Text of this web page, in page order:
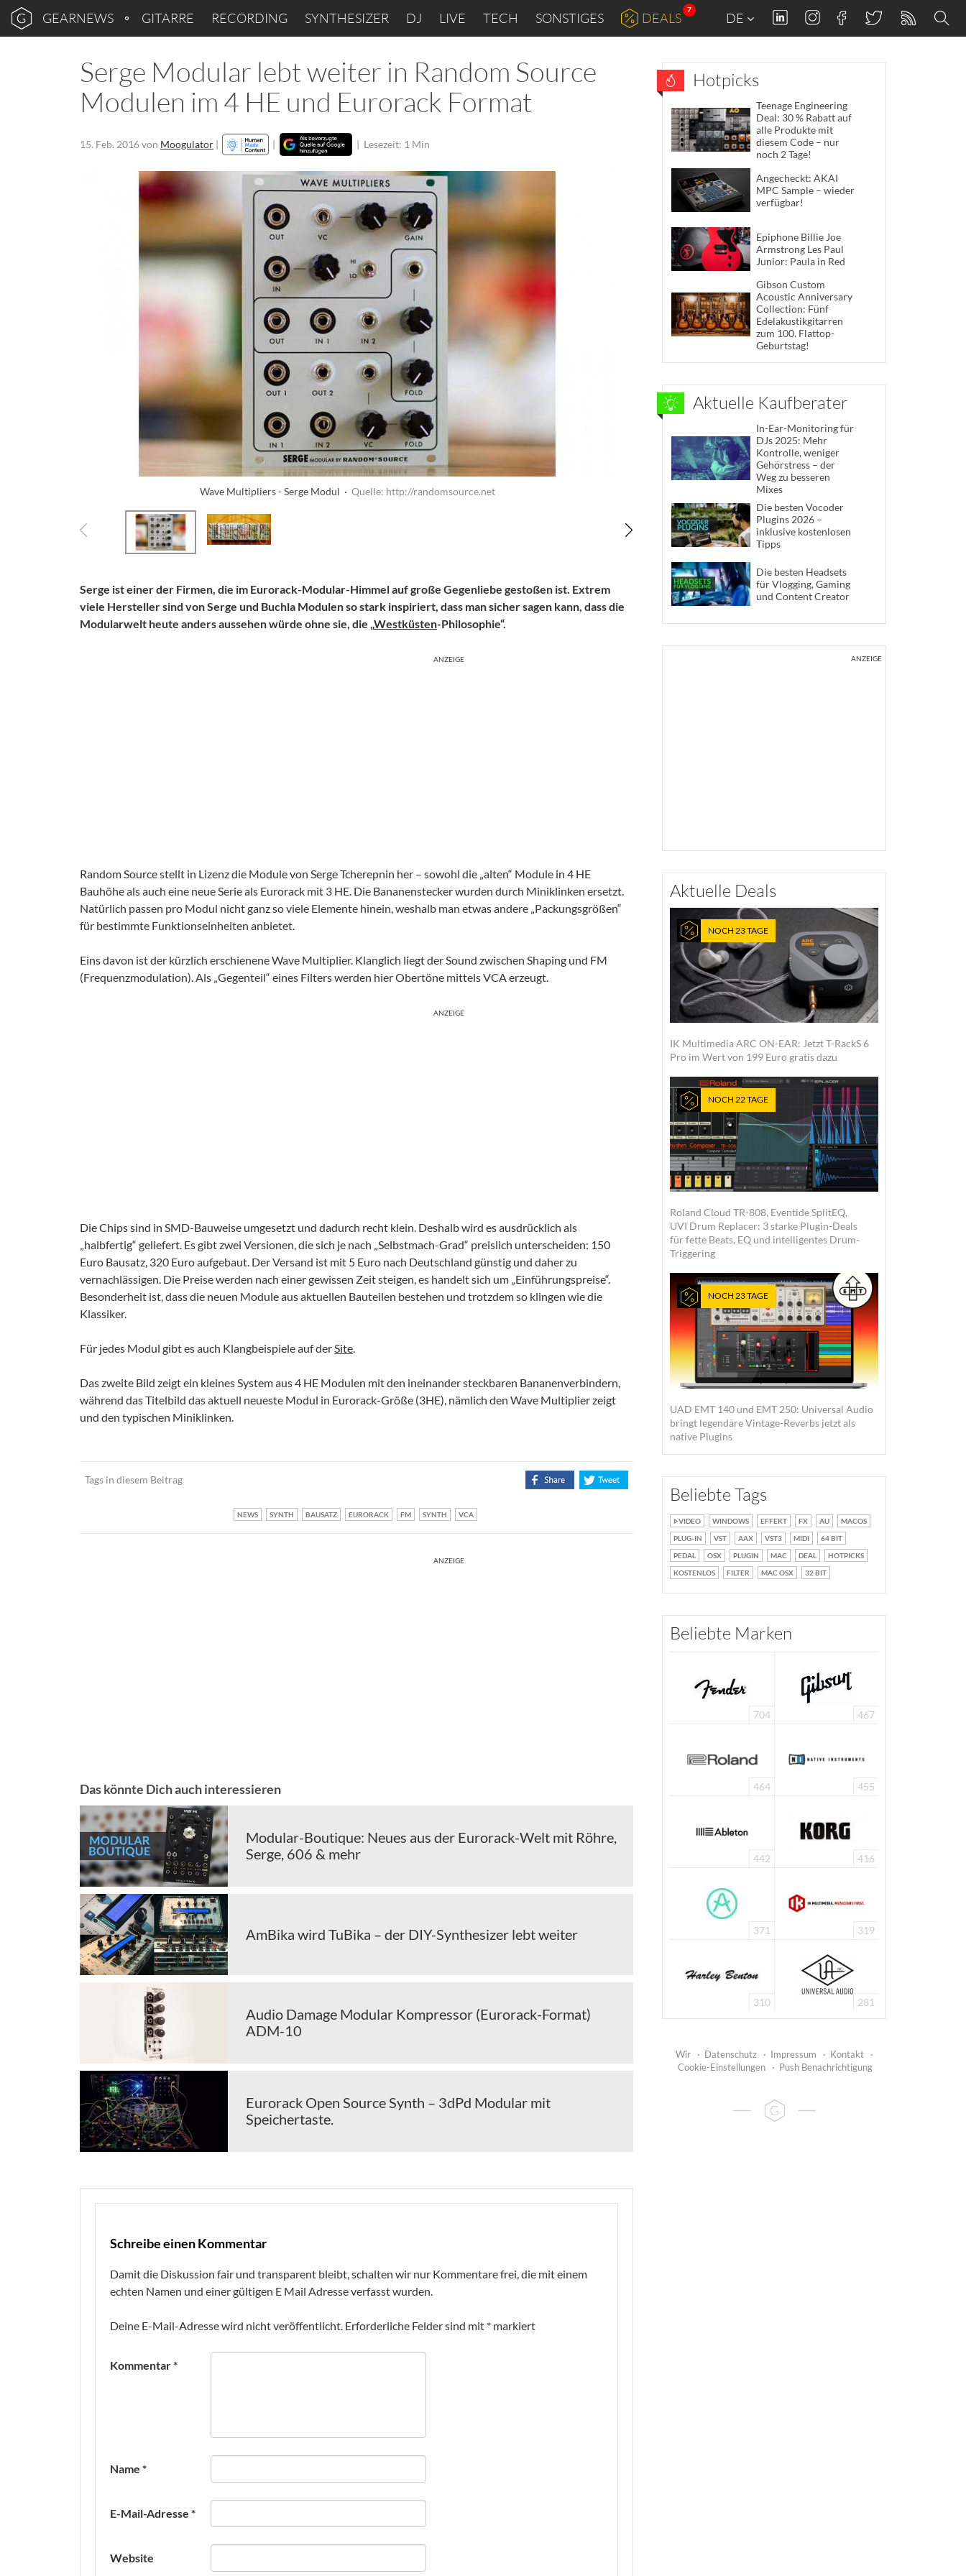
GEARNEWS GITARRE RECORDING SYNTHESIZER DJ LIVE TECH SONSTIGES DEALS
7
DE
Serge Modular lebt weiter in Random Source
Modulen im 4 HE und Eurorack Format
15. Feb. 2016von Moogulator | | | Lesezeit: 1 Min
Wave Multipliers - Serge Modul · Quelle: http://randomsource.net
Serge ist einer der Firmen, die im Eurorack-Modular-Himmel auf große Gegenliebe gestoßen ist. Extrem
viele Hersteller sind von Serge und Buchla Modulen so stark inspiriert, dass man sicher sagen kann, dass die
Modularwelt heute anders aussehen würde ohne sie, die „Westküsten-Philosophie“.
ANZEIGE
Random Source stellt in Lizenz die Module von Serge Tcherepnin her – sowohl die „alten“ Module in 4 HE
Bauhöhe als auch eine neue Serie als Eurorack mit 3 HE. Die Bananenstecker wurden durch Miniklinken ersetzt.
Natürlich passen pro Modul nicht ganz so viele Elemente hinein, weshalb man etwas andere „Packungsgrößen“
für bestimmte Funktionseinheiten anbietet.
Eins davon ist der kürzlich erschienene Wave Multiplier. Klanglich liegt der Sound zwischen Shaping und FM
(Frequenzmodulation). Als „Gegenteil“ eines Filters werden hier Obertöne mittels VCA erzeugt.
ANZEIGE
Die Chips sind in SMD-Bauweise umgesetzt und dadurch recht klein. Deshalb wird es ausdrücklich als
„halbfertig“ geliefert. Es gibt zwei Versionen, die sich je nach „Selbstmach-Grad“ preislich unterscheiden: 150
Euro Bausatz, 320 Euro aufgebaut. Der Versand ist mit 5 Euro nach Deutschland günstig und daher zu
vernachlässigen. Die Preise werden nach einer gewissen Zeit steigen, es handelt sich um „Einführungspreise“.
Besonderheit ist, dass die neuen Module aus aktuellen Bauteilen bestehen und trotzdem so klingen wie die
Klassiker.
Für jedes Modul gibt es auch Klangbeispiele auf der Site
Das zweite Bild zeigt ein kleines System aus 4 HE Modulen mit den ineinander steckbaren Bananenverbindern,
während das Titelbild das aktuell neueste Modul in Eurorack-Größe (3HE), nämlich den Wave Multiplier zeigt
und den typischen Miniklinken.
Tags in diesem Beitrag
NEWS SYNTH BAUSATZ EURORACK FM SYNTH VCA
ANZEIGE
Das könnte Dich auch interessieren
Modular-Boutique: Neues aus der Eurorack-Welt mit Röhre,
Serge, 606 & mehr
AmBika wird TuBika – der DIY-Synthesizer lebt weiter
Audio Damage Modular Kompressor (Eurorack-Format)
ADM-10
Eurorack Open Source Synth – 3dPd Modular mit
Speichertaste.
Schreibe einen Kommentar
Damit die Diskussion fair und transparent bleibt, schalten wir nur Kommentare frei, die mit einem
echten Namen und einer gültigen E Mail Adresse verfasst wurden.
Deine E-Mail-Adresse wird nicht veröffentlicht. Erforderliche Felder sind mit * markiert
Kommentar*
Name *
E-Mail-Adresse *
Website
Hotpicks
Teenage Engineering
Deal: 30 % Rabatt auf
alle Produkte mit
diesem Code – nur
noch 2 Tage!
Angecheckt: AKAI
MPC Sample – wieder
verfügbar!
Epiphone Billie Joe
Armstrong Les Paul
Junior: Paula in Red
Gibson Custom
Acoustic Anniversary
Collection: Fünf
Edelakustikgitarren
zum 100. Flattop-
Geburtstag!
Aktuelle Kaufberater
In-Ear-Monitoring für
DJs 2025: Mehr
Kontrolle, weniger
Gehörstress – der
Weg zu besseren
Mixes
Die besten Vocoder
Plugins 2026 –
inklusive kostenlosen
Tipps
Die besten Headsets
für Vlogging, Gaming
und Content Creator
ANZEIGE
Aktuelle Deals
NOCH 23 TAGE
IK Multimedia ARC ON-EAR: Jetzt T-RackS 6
Pro im Wert von 199 Euro gratis dazu
NOCH 22 TAGE
Roland Cloud TR-808, Eventide SplitEQ,
UVI Drum Replacer: 3 starke Plugin-Deals
für fette Beats, EQ und intelligentes Drum-
Triggering
NOCH 23 TAGE
UAD EMT 140 und EMT 250: Universal Audio
bringt legendäre Vintage-Reverbs jetzt als
native Plugins
Beliebte Tags
VIDEO WINDOWS EFFEKT FX AU
MACOS
PLUG-IN
VST AAX VST3 MIDI
64 BIT
PEDAL
OSX PLUGIN MAC DEAL
HOTPICKS
KOSTENLOS
FILTER MAC OSX 32 BIT
Beliebte Marken
704 467
464 455
442 416
371 319
310 281
Wir · Datenschutz · Impressum · Kontakt
·
Cookie-Einstellungen
· Push Benachrichtigung